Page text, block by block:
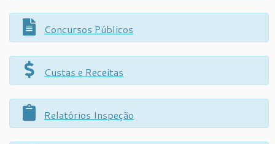
Concursos Públicos
Custas e Receitas
Relatórios Inspeção